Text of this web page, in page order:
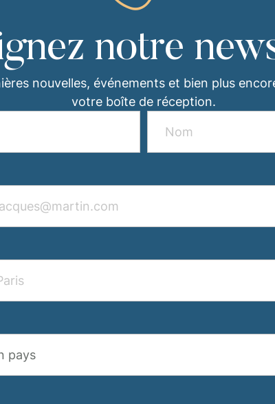
notre
nouvelles, événements et bien plus
votre boîte de réception.
pays